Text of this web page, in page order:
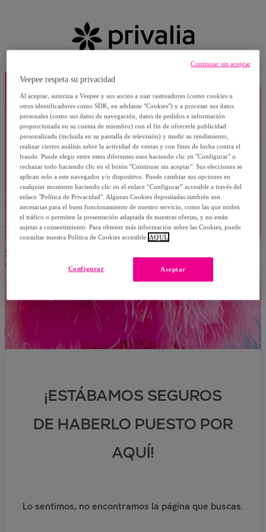
¡ESTÁBAMOS SEGUROS
DE HABERLO PUESTO POR
AQUÍ!
Lo sentimos, no encontramos la página que buscas.
Veepee respeta su privacidad
Al aceptar, autoriza a Veepee y sus socios a usar rastreadores (como cookies u
otros identificadores como SDK, en adelante "Cookies") y a procesar sus datos
personales (como sus datos de navegación, datos de pedidos e información
proporcionada en su cuenta de miembro) con el fin de ofrecerle publicidad
personalizada (incluida en su pantalla de televisión) y medir su rendimiento,
realizar ciertos análisis sobre la actividad de ventas y con fines de lucha contra el
fraude. Puede elegir entre estos diferentes usos haciendo clic en "Configurar" o
rechazar todo haciendo clic en el botón "Continuar sin aceptar". Sus elecciones se
aplican solo a este navegador y/o dispositivo. Puede cambiar sus opciones en
cualquier momento haciendo clic en el enlace “Configurar” accesible a través del
enlace "Política de Privacidad". Algunas Cookies depositadas también son
necesarias para el buen funcionamiento de nuestro servicio, como las que miden
el tráfico o permiten la presentación adaptada de nuestras ofertas, y no están
sujetas a consentimiento. Para obtener más información sobre las Cookies, puede
consultar nuestra Política de Cookies accesible AQUÍ.
Aceptar
Configurar
Continuar sin aceptar